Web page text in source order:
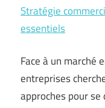
Stratégie
essentiels
Face à un marché
entreprises
approches pour